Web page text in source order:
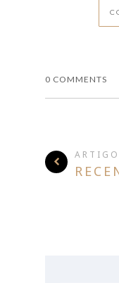
0 COMMENTS